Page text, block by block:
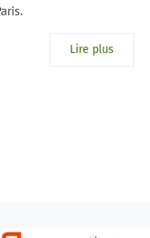
Lire plus